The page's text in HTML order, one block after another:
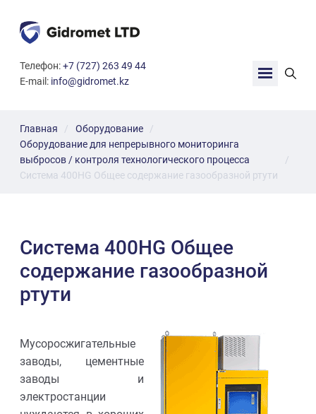
i
d
m
e
t
L
Телефон:+7 (727) 263 49 44
E-mail: info@gidromet.kz
Главная
Оборудование
Оборудование для непрерывного мониторинга
выбросов / контроля технологического процесса
Система 400HG Общее содержание газообразной ртути
Система 400HG Общее
содержание газообразной
ртути
Мусоросжигательные
заводы, цементные
заводы и
электростанции